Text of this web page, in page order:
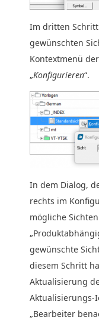
Im dritten
gewünschten
Kontextmenü
„Konfigurieren“.
In dem Dialog,
rechts im
mögliche
gewünschte
diesem Schritt
Aktualisierung
Aktualisierungs-
„Bearbeiter